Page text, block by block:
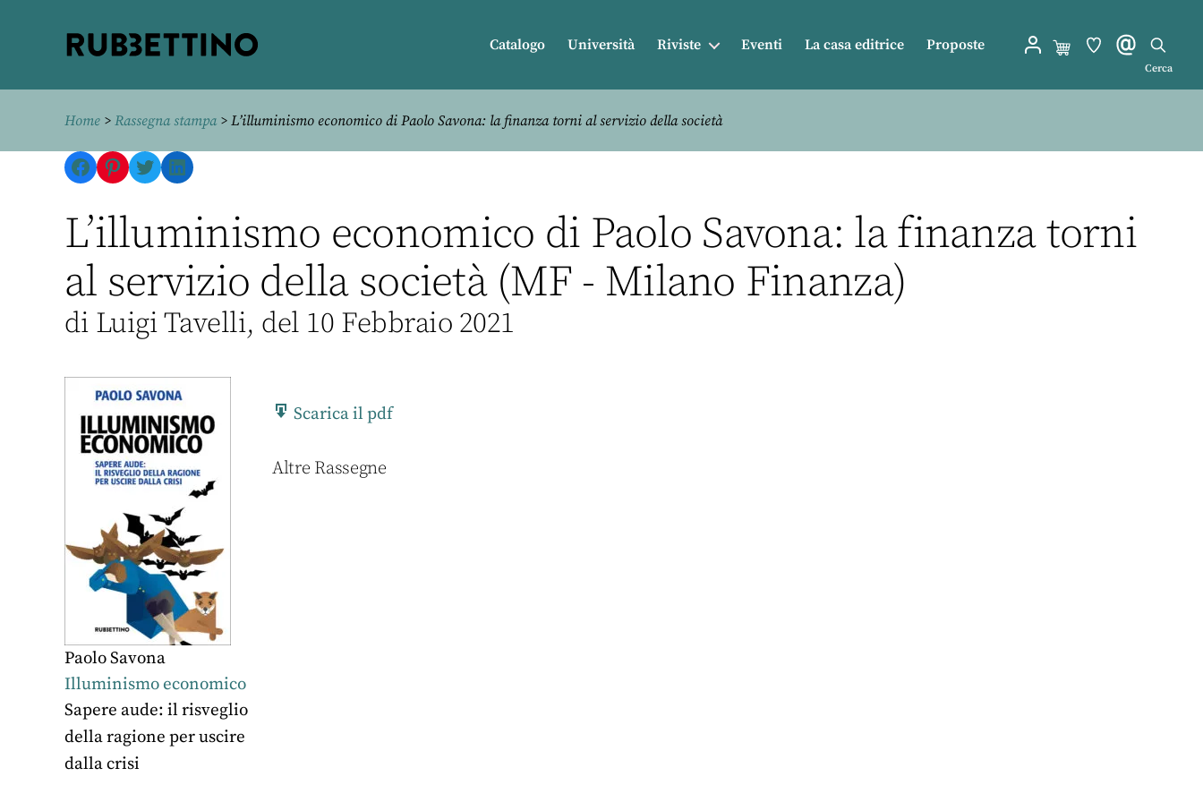
Catalogo Università Riviste Eventi La casa editrice Proposte
Cerca
Home > Rassegna stampa> L’illuminismo economico di Paolo Savona: la finanza torni al servizio della società
Facebook
Pinterest
TwitterLinkedIn
L’illuminismo economico di Paolo Savona: la finanza torni
al servizio della società (MF - Milano Finanza)
di Luigi Tavelli, del 10 Febbraio 2021
Paolo Savona
Illuminismo economico
Sapere aude: il risveglio
della ragione per uscire
dalla crisi
Scarica il pdf
Altre Rassegne